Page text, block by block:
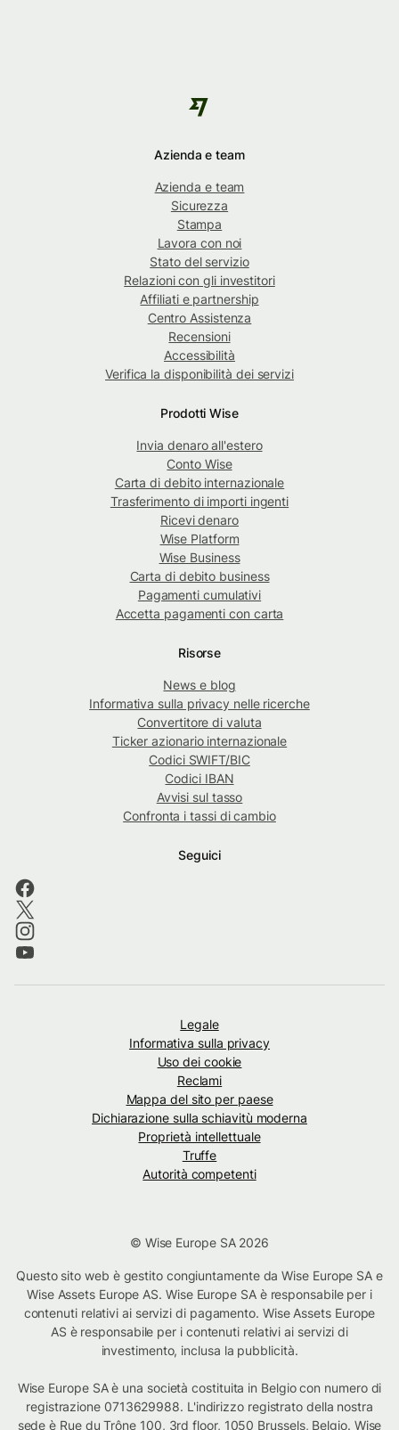
Azienda e team
Azienda e team
Sicurezza
Stampa
Lavora con noi
Stato del servizio
Relazioni con gli investitori
Affiliati e partnership
Centro Assistenza
Recensioni
Accessibilità
Verifica la disponibilità dei servizi
Prodotti Wise
Invia denaro all'estero
Conto Wise
Carta di debito internazionale
Trasferimento di importi ingenti
Ricevi denaro
Wise Platform
Wise Business
Carta di debito business
Pagamenti cumulativi
Accetta pagamenti con carta
Risorse
News e blog
Informativa sulla privacy nelle ricerche
Convertitore di valuta
Ticker azionario internazionale
Codici SWIFT/BIC
Codici IBAN
Avvisi sul tasso
Confronta i tassi di cambio
Seguici
Legale
Informativa sulla privacy
Uso dei cookie
Reclami
Mappa del sito per paese
Dichiarazione sulla schiavitù moderna
Proprietà intellettuale
Truffe
Autorità competenti
© Wise Europe SA 2026
Questo sito web è gestito congiuntamente da Wise Europe SA e
Wise Assets Europe AS. Wise Europe SA è responsabile per i
contenuti relativi ai servizi di pagamento. Wise Assets Europe
AS è responsabile per i contenuti relativi ai servizi di
investimento, inclusa la pubblicità.
Wise Europe SA è una società costituita in Belgio con numero di
registrazione 0713629988. L'indirizzo registrato della nostra
sede è Rue du Trône 100, 3rd floor, 1050 Brussels, Belgio. Wise